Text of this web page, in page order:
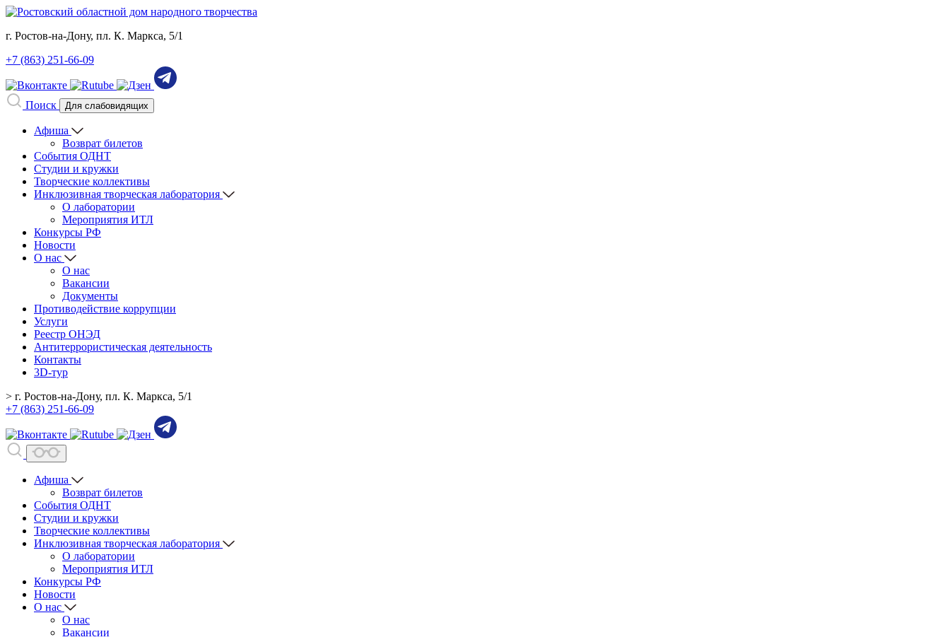
г. Ростов-на-Дону, пл. К. Маркса, 5/1
+7 (863) 251-66-09
Поиск Для слабовидящих
Афиша
Возврат билетов
События ОДНТ
Студии и кружки
Творческие коллективы
Инклюзивная творческая лаборатория
О лаборатории
Мероприятия ИТЛ
Конкурсы РФ
Новости
О нас
О нас
Вакансии
Документы
Противодействие коррупции
Услуги
Реестр ОНЭД
Антитеррористическая деятельность
Контакты
3D-тур
> г. Ростов-на-Дону, пл. К. Маркса, 5/1
+7 (863) 251-66-09
Афиша
Возврат билетов
События ОДНТ
Студии и кружки
Творческие коллективы
Инклюзивная творческая лаборатория
О лаборатории
Мероприятия ИТЛ
Конкурсы РФ
Новости
О нас
О нас
Вакансии